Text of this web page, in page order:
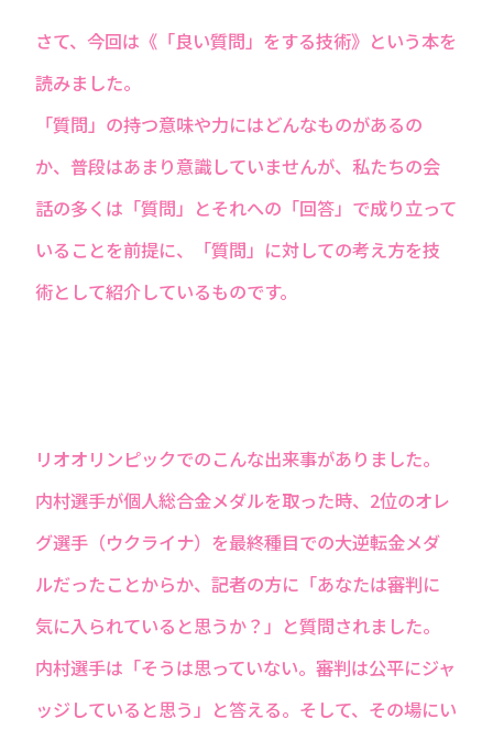
さて、今回は《「良い質問」をする技術》という本を
読みました。
「質問」の持つ意味や力にはどんなものがあるの
か、普段はあまり意識していませんが、私たちの会
話の多くは「質問」とそれへの「回答」で成り立って
いることを前提に、「質問」に対しての考え方を技
術として紹介しているものです。
リオオリンピックでのこんな出来事がありました。
内村選手が個人総合金メダルを取った時、2位のオレ
グ選手（ウクライナ）を最終種目での大逆転金メダ
ルだったことからか、記者の方に「あなたは審判に
気に入られていると思うか？」と質問されました。
内村選手は「そうは思っていない。審判は公平にジャ
ッジしていると思う」と答える。そして、その場にい